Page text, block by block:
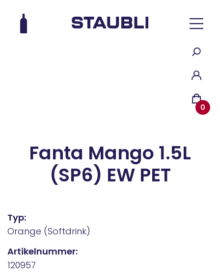
0
Fanta Mango 1.5L
(SP6) EW PET
Typ:
Orange (Softdrink)
Artikelnummer:
120957